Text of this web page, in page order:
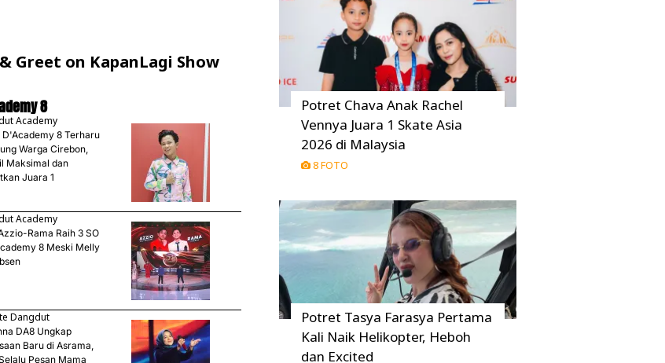
Greet on KapanLagi Show
8
Academy
D'Academy 8 Terharu
Warga Cirebon,
Maksimal dan
Juara 1
Academy
Rama Raih 3 SO
8 Meski Melly
Dangdut
DA8 Ungkap
Baru di Asrama,
Pesan Mama
Potret Chava Anak Rachel
Vennya Juara 1 Skate Asia
2026 di Malaysia
8 FOTO
Potret Tasya Farasya Pertama
Kali Naik Helikopter, Heboh
dan Excited